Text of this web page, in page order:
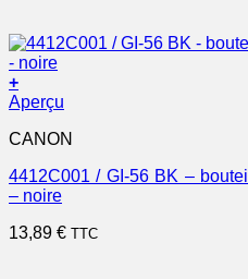
+
Aperçu
CANON
4412C001 / GI-56 BK –
– noire
13,89 € TTC